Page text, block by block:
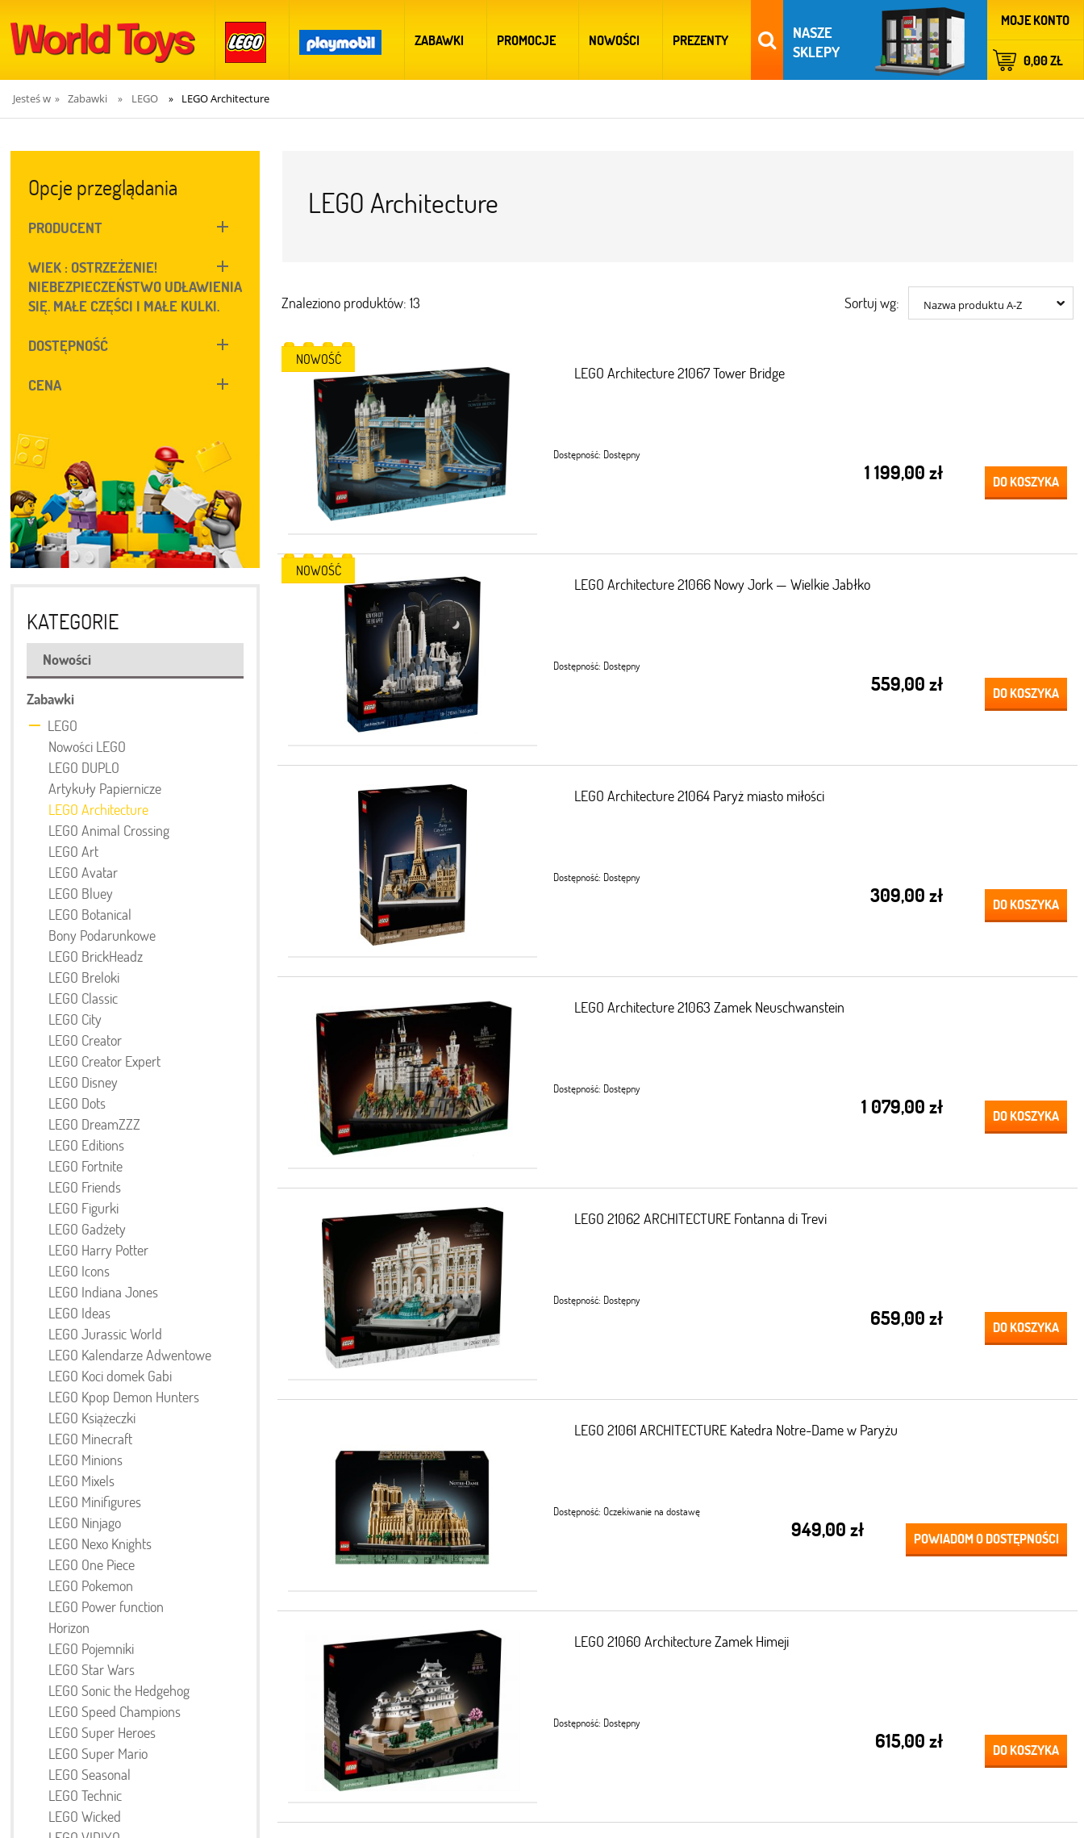
MOJE KONTO
0,00 ZŁ
NASZE
SKLEPY
ZABAWKI PROMOCJE NOWOŚCI PREZENTY
Jesteś w » Zabawki » LEGO » LEGO Architecture
Opcje przeglądania
PRODUCENT
WIEK : OSTRZEŻENIE!
NIEBEZPIECZEŃSTWO UDŁAWIENIA
SIĘ. MAŁE CZĘŚCI I MAŁE KULKI.
DOSTĘPNOŚĆ
CENA
KATEGORIE
Nowości
Zabawki
LEGO
Nowości LEGO
LEGO DUPLO
Artykuły Papiernicze
LEGO Architecture
LEGO Animal Crossing
LEGO Art
LEGO Avatar
LEGO Bluey
LEGO Botanical
Bony Podarunkowe
LEGO BrickHeadz
LEGO Breloki
LEGO Classic
LEGO City
LEGO Creator
LEGO Creator Expert
LEGO Disney
LEGO Dots
LEGO DreamZZZ
LEGO Editions
LEGO Fortnite
LEGO Friends
LEGO Figurki
LEGO Gadżety
LEGO Harry Potter
LEGO Icons
LEGO Indiana Jones
LEGO Ideas
LEGO Jurassic World
LEGO Kalendarze Adwentowe
LEGO Koci domek Gabi
LEGO Kpop Demon Hunters
LEGO Książeczki
LEGO Minecraft
LEGO Minions
LEGO Mixels
LEGO Minifigures
LEGO Ninjago
LEGO Nexo Knights
LEGO One Piece
LEGO Pokemon
LEGO Power function
Horizon
LEGO Pojemniki
LEGO Star Wars
LEGO Sonic the Hedgehog
LEGO Speed Champions
LEGO Super Heroes
LEGO Super Mario
LEGO Seasonal
LEGO Technic
LEGO Wicked
LEGO Architecture
Znaleziono produktów: 13 Sortuj wg: Nazwa produktu A-Z
LEGO Architecture 21067 Tower Bridge
Dostępność: Dostępny
1 199,00 zł DO KOSZYKA
NOWOŚĆ
LEGO Architecture 21066 Nowy Jork — Wielkie Jabłko
Dostępność: Dostępny
559,00 zł DO KOSZYKA
NOWOŚĆ
LEGO Architecture 21064 Paryż miasto miłości
Dostępność: Dostępny
309,00 zł DO KOSZYKA
LEGO Architecture 21063 Zamek Neuschwanstein
Dostępność: Dostępny
1 079,00 zł DO KOSZYKA
LEGO 21062 ARCHITECTURE Fontanna di Trevi
Dostępność: Dostępny
659,00 zł DO KOSZYKA
LEGO 21061 ARCHITECTURE Katedra Notre-Dame w Paryżu
Dostępność: Oczekiwanie na dostawę
949,00 zł POWIADOM O DOSTĘPNOŚCI
LEGO 21060 Architecture Zamek Himeji
Dostępność: Dostępny
615,00 zł DO KOSZYKA